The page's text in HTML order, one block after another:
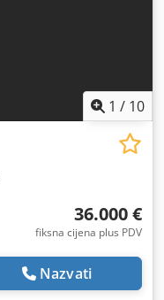
1 / 10
36.000 €
fiksna cijena plus PDV
Nazvati